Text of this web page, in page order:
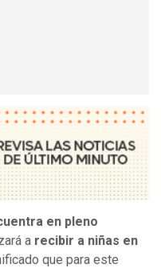
en pleno
a recibir a niñas en
que para este